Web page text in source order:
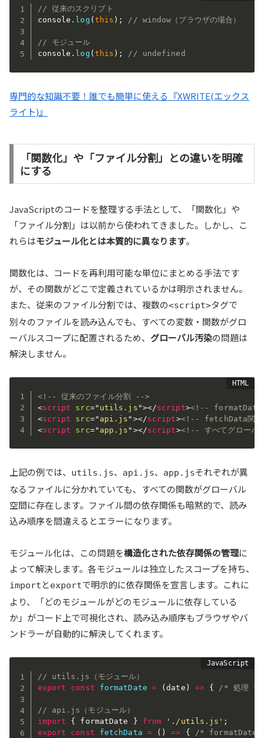
// 従来のスクリプト
console . log ( this ) ; // window（ブラウザの場合）
// モジュール
console . log ( this ) ; // undefined
専門的な知識不要！誰でも簡単に使える『XWRITE(エックス
ライト)』
「関数化」や「ファイル分割」との違いを明確
にする
JavaScriptのコードを整理する手法として、「関数化」や
「ファイル分割」は以前から使われてきました。しかし、こ
れらはモジュール化とは本質的に異なります。
関数化は、コードを再利用可能な単位にまとめる手法です
が、その関数がどこで定義されているかは明示されません。
また、従来のファイル分割では、複数の<script>タグで
別々のファイルを読み込んでも、すべての変数・関数がグロ
ーバルスコープに配置されるため、 グローバル汚染の問題は
解決しません。
<!-- 従来のファイル分割 -->
<script src=" utils.js "></script><!-- formatDate
<script src=" api.js " ></script><!-- fetchData関数
<script src=" app.js " ></script><!-- すべてグローバ
上記の例では、 utils.js、 api.js、 app.jsそれぞれが異
なるファイルに分かれていても、すべての関数がグローバル
空間に存在します。ファイル間の依存関係も暗黙的で、読み
込み順序を間違えるとエラーになります。
モジュール化は、この問題を構造化された依存関係の管理に
よって解決します。各モジュールは独立したスコープを持ち、
import とexportで明示的に依存関係を宣言します。これに
より、「どのモジュールがどのモジュールに依存している
か」がコード上で可視化され、読み込み順序もブラウザやバ
ンドラーが自動的に解決してくれます。
// utils.js（モジュール）
export
const formatDate = (date ) => { /* 処理 */
// api.js（モジュール）
import
{ formatDate } from './utils.js' ;
export
const fetchData = ( ) => { /* formatDate